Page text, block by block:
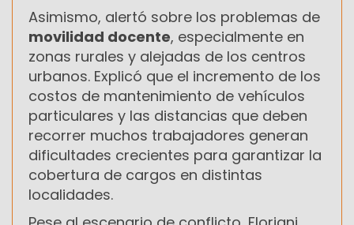
Asimismo, alertó sobre los problemas de
movilidad docente, especialmente en
zonas rurales y alejadas de los centros
urbanos. Explicó que el incremento de los
costos de mantenimiento de vehículos
particulares y las distancias que deben
recorrer muchos trabajadores generan
dificultades crecientes para garantizar la
cobertura de cargos en distintas
localidades.